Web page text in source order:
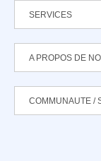
SERVICES
A PROPOS DE
COMMUNAUTE /